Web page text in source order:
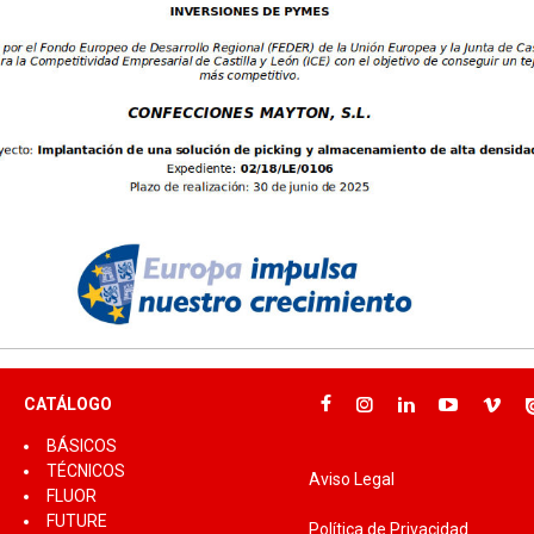
CATÁLOGO
BÁSICOS
TÉCNICOS
FLUOR
FUTURE
Aviso Legal
Política de Privacidad